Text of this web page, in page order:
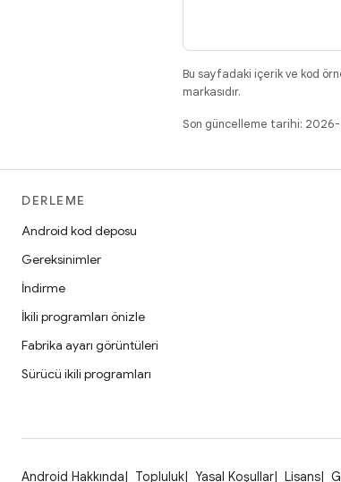
Bu sayfadaki içerik ve kod
markasıdır.
Son güncelleme tarihi:
DERLEME
Android kod deposu
Gereksinimler
İndirme
İkili programları önizle
Fabrika ayarı görüntüleri
Sürücü ikili programları
Android Hakkında Topluluk Yasal Koşullar Lisans